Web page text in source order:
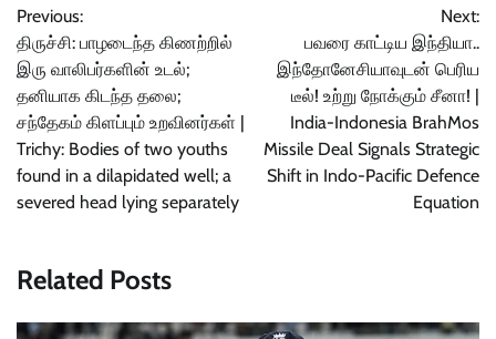
navigation
Previous:
திருச்சி: பாழடைந்த கிணற்றில்
இரு வாலிபர்களின் உடல்;
தனியாக கிடந்த தலை;
சந்தேகம் கிளப்பும் உறவினர்கள் |
Trichy: Bodies of two youths
found in a dilapidated well; a
severed head lying separately
Next:
பவரை காட்டிய இந்தியா..
இந்தோனேசியாவுடன் பெரிய
டீல்! உற்று நோக்கும் சீனா! |
India-Indonesia BrahMos
Missile Deal Signals Strategic
Shift in Indo-Pacific Defence
Equation
Related Posts